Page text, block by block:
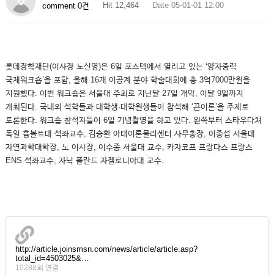
comment 0건
Hit 12,464 Date 05-01-01 12:00
롯데장학재단(이사장 노신영)은 6일 포스텍에서 열리고 있는 ‘양자중력
국제워크숍’을 포함, 올해 16개 이공계 분야 학술대회에 총 3억7000만원을
지원했다. 이번 워크숍은 서울대 주최로 지난달 27일 개막, 이달 9일까지
개최된다. 국내외 석학들과 대학생·대학원생들이 참석해 ‘끈이론’을 주제로
토론한다. 워크숍 참석자들이 6일 기념촬영을 하고 있다. 왼쪽부터 스타우다쳐
독일 흄볼트대 석좌교수, 김승환 아태이론물리센터 사무총장, 이종섭 서울대
자연과학대학장, 노 이사장, 이수종 서울대 교수, 카자코프 프랑다스 프랑스
ENS 석좌교수, 자닉 폴란드 자겔로니아대 교수.
http://article.joinsmsn.com/news/article/article.asp?
total_id=4503025&…
10288회 연결